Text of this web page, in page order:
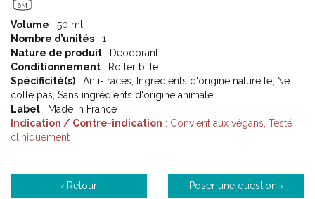
À la différence du thé noir, le thé vert n’ a pas subi d’ étape de
fermentation : il est donc plus riche en polyphénols anti-
oxydants.
L’ extrait utilisé dans les formules Rêve de Thé est obtenu par
un procédé biotechnologique Made in France, respectueux
de l’ environnement : à partir d’ un tout petit fragment de
plante, des cellules végétales sont démultipliées puis
stimulées pour produire plus de molécules actives.
Elles sont ensuite fragmentées, ce qui leur permet de libérer
instantanément leurs bienfaits pour renforcer la peau et
6M
Volume : 50 ml
Nombre d’unités : 1
Nature de produit : Déodorant
Conditionnement : Roller bille
Spécificité(s) : Anti-traces, Ingrédients d'origine naturelle, Ne
colle pas, Sans ingrédients d'origine animale.
Label : Made in France
Indication / Contre-indication : Convient aux végans, Testé
cliniquement
‹ Retour Poser une question ›